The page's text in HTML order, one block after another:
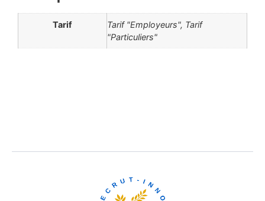
Tarif
Tarif "Employeurs", Tarif
"Particuliers"